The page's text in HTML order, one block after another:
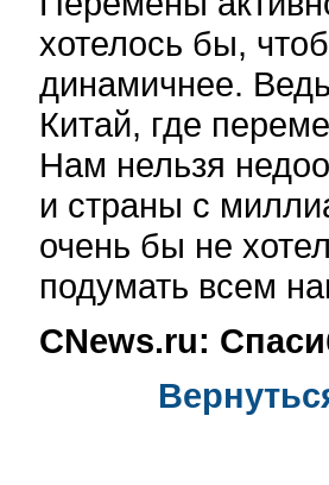
хотелось бы,
динамичнее.
Китай, где
Нам нельзя
и страны с
очень бы не
подумать всем
CNews.ru: